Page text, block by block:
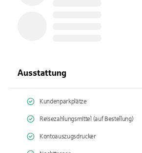
Ausstattung
Kundenparkplätze
Reisezahlungsmittel (auf Bestellung)
Kontoauszugsdrucker